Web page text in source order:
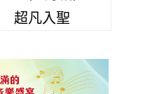
超凡入聖